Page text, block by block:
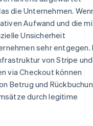
die Unternehmen.
Aufwand und die
Unsicherheit
sehr entgegen.
von Stripe und
via Checkout können
Betrug und
durch legitime